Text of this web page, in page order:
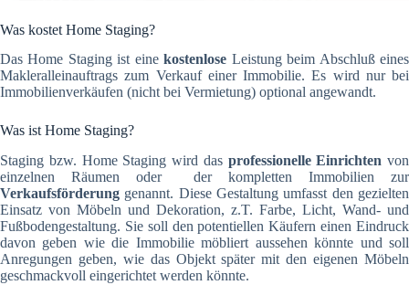
Was kostet Home Staging?
Das Home Staging ist einekostenlose Leistung beim Abschluß eines
Makleralleinauftrags zum Verkauf einer Immobilie. Es wird nur bei
Immobilienverkäufen (nicht bei Vermietung) optional angewandt.
Was ist Home Staging?
Staging bzw. Home Staging wird das professionelle Einrichten von
einzelnen Räumen oder der kompletten Immobilien zur
Verkaufsförderung genannt. Diese Gestaltung umfasst den gezielten
Einsatz von Möbeln und Dekoration, z.T. Farbe, Licht, Wand- und
Fußbodengestaltung. Sie soll den potentiellen Käufern einen Eindruck
davon geben wie die Immobilie möbliert aussehen könnte und soll
Anregungen geben, wie das Objekt später mit den eigenen Möbeln
geschmackvoll eingerichtet werden könnte.